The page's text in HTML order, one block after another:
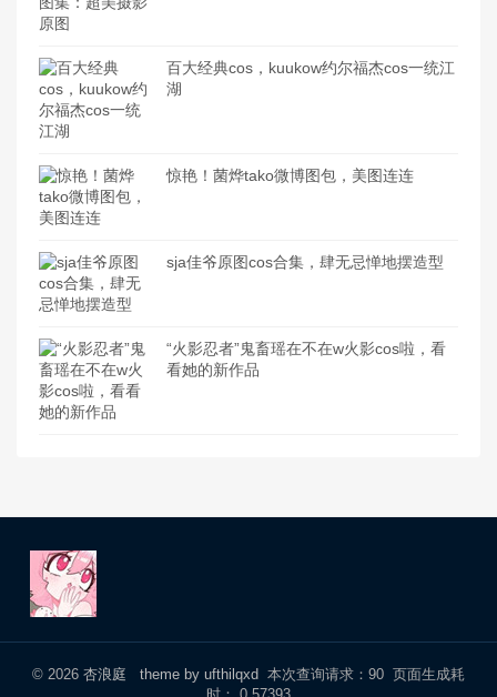
百大经典cos，kuukow约尔福杰cos一统江
湖
惊艳！菌烨tako微博图包，美图连连
sja佳爷原图cos合集，肆无忌惮地摆造型
“火影忍者”鬼畜瑶在不在w火影cos啦，看
看她的新作品
© 2026 杏浪庭 theme by ufthilqxd 本次查询请求：90 页面生成耗